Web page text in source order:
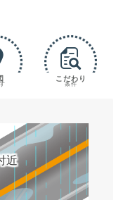
こだわり
条件
近